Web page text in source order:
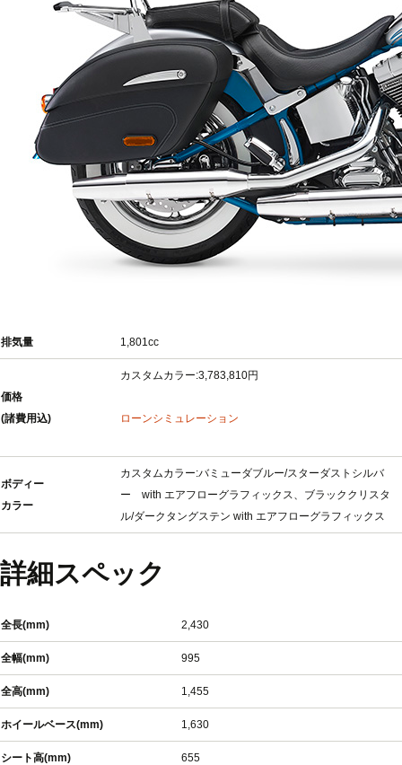
排気量 1,801cc
価格
(諸費用込)
カスタムカラー:3,783,810円
ローンシミュレーション
ボディー
カラー
カスタムカラー:バミューダブルー/スターダストシルバ
ー with エアフローグラフィックス、ブラッククリスタ
ル/ダークタングステン with エアフローグラフィックス
詳細スペック
全長(mm) 2,430
全幅(mm) 995
全高(mm) 1,455
ホイールベース(mm) 1,630
シート高(mm) 655